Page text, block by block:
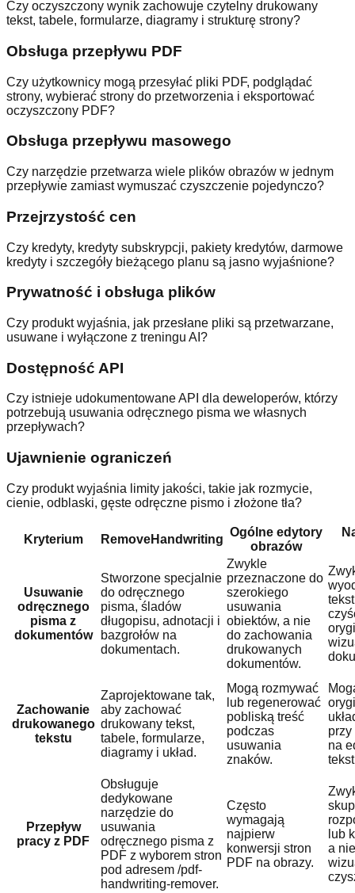
Czy oczyszczony wynik zachowuje czytelny drukowany
tekst, tabele, formularze, diagramy i strukturę strony?
Obsługa przepływu PDF
Czy użytkownicy mogą przesyłać pliki PDF, podglądać
strony, wybierać strony do przetworzenia i eksportować
oczyszczony PDF?
Obsługa przepływu masowego
Czy narzędzie przetwarza wiele plików obrazów w jednym
przepływie zamiast wymuszać czyszczenie pojedynczo?
Przejrzystość cen
Czy kredyty, kredyty subskrypcji, pakiety kredytów, darmowe
kredyty i szczegóły bieżącego planu są jasno wyjaśnione?
Prywatność i obsługa plików
Czy produkt wyjaśnia, jak przesłane pliki są przetwarzane,
usuwane i wyłączone z treningu AI?
Dostępność API
Czy istnieje udokumentowane API dla deweloperów, którzy
potrzebują usuwania odręcznego pisma we własnych
przepływach?
Ujawnienie ograniczeń
Czy produkt wyjaśnia limity jakości, takie jak rozmycie,
cienie, odblaski, gęste odręczne pismo i złożone tła?
Kryterium RemoveHandwriting
Ogólne edytory
obrazów
Usuwanie
odręcznego
pisma z
dokumentów
Stworzone specjalnie
do odręcznego
pisma, śladów
długopisu, adnotacji i
bazgrołów na
dokumentach.
Zwykle
przeznaczone do
szerokiego
usuwania
obiektów, a nie
do zachowania
drukowanych
dokumentów.
Zachowanie
drukowanego
tekstu
Zaprojektowane tak,
aby zachować
drukowany tekst,
tabele, formularze,
diagramy i układ.
Mogą rozmywać
lub regenerować
pobliską treść
podczas
usuwania
znaków.
na
Przepływ
pracy z PDF
Obsługuje
dedykowane
narzędzie do
usuwania
odręcznego pisma z
PDF z wyborem stron
pod adresem /pdf-
handwriting-remover.
Często
wymagają
najpierw
konwersji stron
PDF na obrazy.
lub
a